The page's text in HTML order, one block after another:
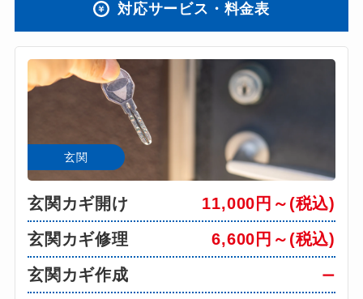
対応サービス・料金表
玄関
玄関カギ開け
11,000円～(税込)
玄関カギ修理
6,600円～(税込)
玄関カギ作成
ー